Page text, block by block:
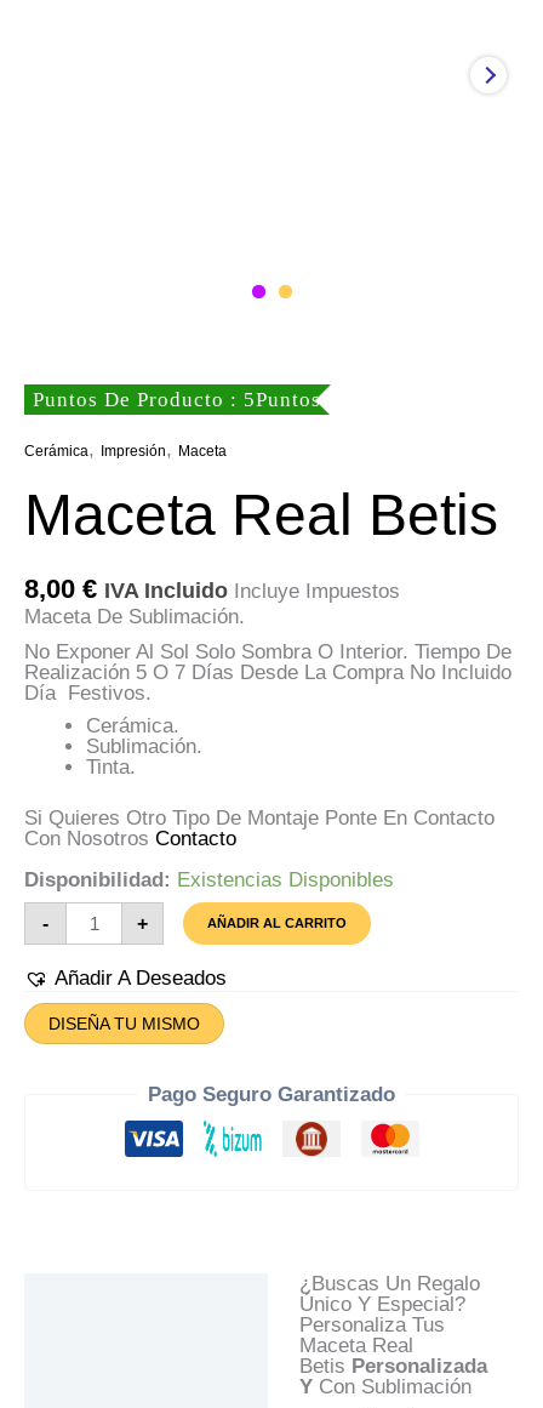
Puntos De Producto : 5Puntos
Cerámica, Impresión, Maceta
Maceta Real Betis
8,00 € IVA Incluido Incluye Impuestos
Maceta De Sublimación.
No Exponer Al Sol Solo Sombra O Interior. Tiempo De
Realización 5 O 7 Días Desde La Compra No Incluido
Día Festivos.
Cerámica.
Sublimación.
Tinta.
Si Quieres Otro Tipo De Montaje Ponte En Contacto
Con Nosotros Contacto
Disponibilidad: Existencias Disponibles
-
Maceta
Real
Cantidad
+ AÑADIR AL CARRITO
Añadir A Deseados
DISEÑA TU MISMO
Pago Seguro Garantizado
¿Buscas Un Regalo
Único Y Especial?
Personaliza Tus
Maceta Real
Betis Personalizada
YCon Sublimación